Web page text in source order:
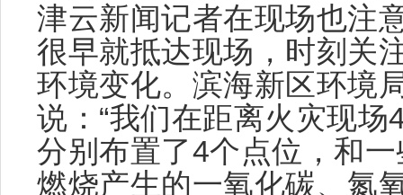
津云新闻记者在现场也注
很早就抵达现场，时刻关
环境变化。滨海新区环境
说：“我们在距离火灾现
分别布置了4个点位，和
燃烧产生的一氧化碳、氮